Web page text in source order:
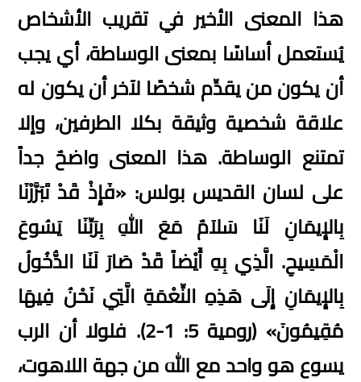
هذا المعنى الأخير في تقريب الأشخاص
يُستعمل أساسًا بمعنى الوساطة، أي يجب
أن يكون من يقدِّم شخصًا لآخر أن يكون له
علاقة شخصية وثيقة بكلا الطرفين، وإلا
تمتنع الوساطة. هذا المعنى واضحٌ جداً
على لسان القديس بولس: «فَإِذْ قَدْ تَبَرَّرْنَا
بِالإِيمَانِ لَنَا سَلاَمٌ مَعَ اللهِ بِرَبِّنَا يَسُوعَ
الْمَسِيحِ.الَّذِي بِهِ أَيْضاً قَدْ صَارَ لَنَا الدُّخُولُ
بِالإِيمَانِ إِلَى هَذِهِ النِّعْمَةِ الَّتِي نَحْنُ فِيهَا
مُقِيمُونَ» (رومية5: 1-2).
فلولا أن الرب
يسوع هو واحد مع الله من جهة اللاهوت،